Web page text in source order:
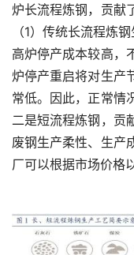
炉长流程炼钢，贡献
（1）传统长流程炼
高炉停产成本较高，
炉停产重启将对生产
常低。因此，正常情
二是短流程炼钢，贡
废钢生产柔性、生产
厂可以根据市场价格